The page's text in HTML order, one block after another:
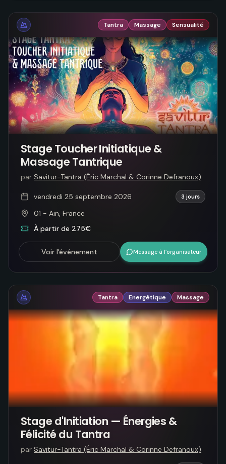
Tantra Massage Sensualité
Stage Toucher Initiatique &
Massage Tantrique
par Savitur-Tantra (Éric Marchal & Corinne Defranoux)
vendredi 25 septembre 2026 3 jours
01 - Ain, France
À partir de 275€
Voir l'événement Message à l’organisateur
Tantra Energétique Massage
Stage d'Initiation — Énergies &
Félicité du Tantra
par Savitur-Tantra (Éric Marchal & Corinne Defranoux)